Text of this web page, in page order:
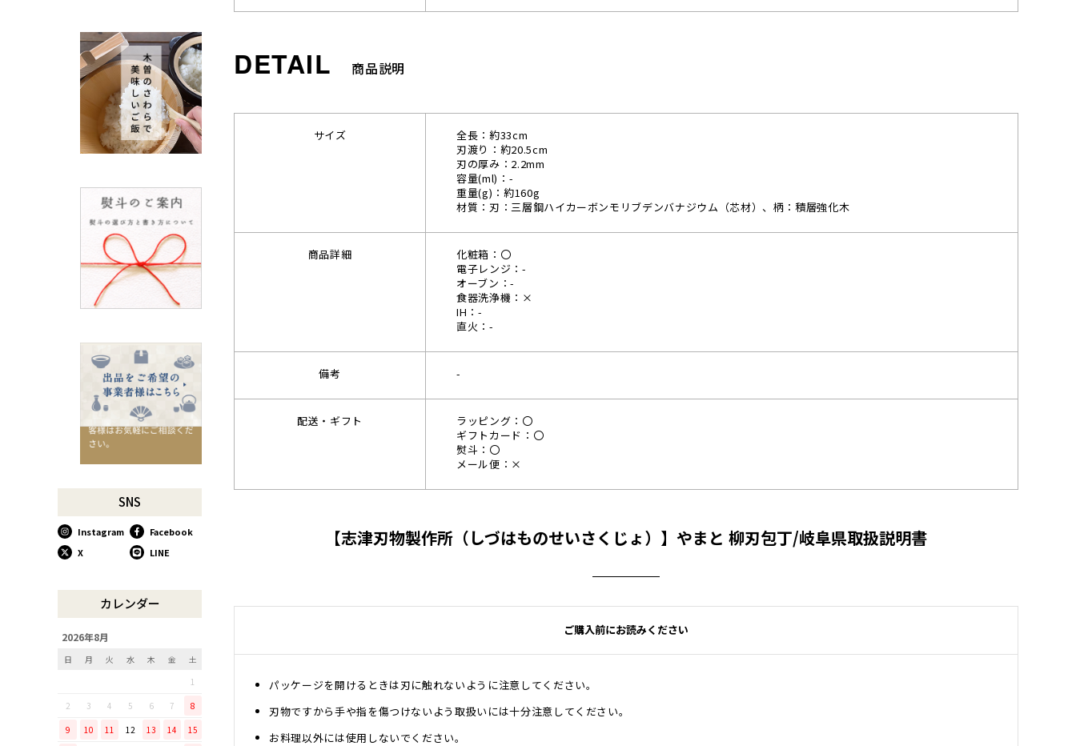
方
棕櫚箒と江戸箒の違い NEW
江戸箒の特徴 NEW
棕櫚箒の特徴 NEW
箒で見直す暮らしの基
準
NEW
ノスタルジックな肥前びーど
SUSgalleryと過ごす至福の時
千切りピーラーで仕込んでみ
星座マグでくつろぎのひとと
コーヒーミルで格別な1杯を
味わう
行平鍋があればたいていのこ
とは大丈夫。
馬毛歯ブラシがオススメな理
お祝い事に欠かせない「ミニ
使い込んで育てる道具、卵焼
き鍋
リンゴのための魅せるナイフ
『pomme』
「毎日納豆を食べていま
てほしい山只華陶苑の納豆鉢
調理から盛り付けまでこなす
「寿 菜箸」は、とても優秀
SNS
Instagram
Facebook
X
LINE
カレンダー
2026年8月
日 月 火 水 木 金
土
1
2
3 4 5 6 7
8
9
10 11 12 13 14
15
商品説明
サイズ
全長：約33cm
刃渡り：約20.5cm
刃の厚み：2.2mm
容量(ml)：-
重量(g)：約160g
材質：刃：三層鋼ハイカーボンモリブデンバナジウム（芯材）、柄：積層強化木
商品詳細
化粧箱：〇
電子レンジ：-
オーブン：-
食器洗浄機：×
IH：-
直火：-
備考 -
配送・ギフト
ラッピング：〇
ギフトカード：〇
熨斗：〇
メール便：×
【志津刃物製作所（しづはものせいさくじょ）】やまと 柳刃包丁/岐阜県取扱説明書
ご購入前にお読みください
パッケージを開けるときは刃に触れないように注意してください。
刃物ですから手や指を傷つけないよう取扱いには十分注意してください。
お料理以外には使用しないでください。